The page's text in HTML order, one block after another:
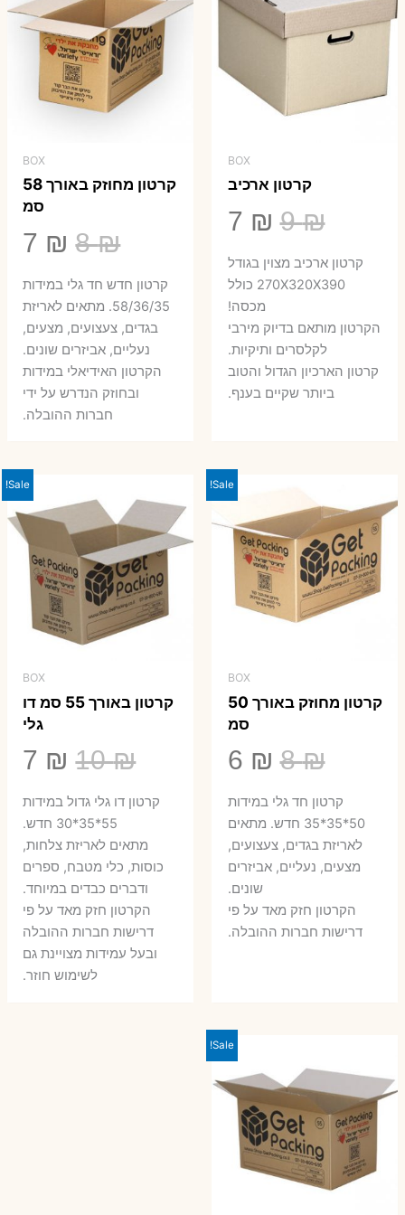
BOX
קרטון ארכיב
9₪
המחיר
המקורי
היה:
9 ₪.
7 ₪
הנוכחי
הוא:
קרטון ארכיב מצוין בגודל
270X320X390 כולל
מכסה!
הקרטון מותאם בדיוק מירבי
לקלסרים ותיקיות.
קרטון הארכיון הגדול והטוב
ביותר שקיים בענף.
BOX
קרטון מחוזק באורך 58
סמ
8₪
היה:
8 ₪.
7 ₪
7 ₪.
קרטון חדש חד גלי במידות
58/36/35. מתאים לאריזת
בגדים, צעצועים, מצעים,
נעליים, אביזרים שונים.
הקרטון האידיאלי במידות
ובחוזק הנדרש על ידי
חברות ההובלה.
Sale!
BOX
קרטון מחוזק באורך 50
סמ
8₪
המחיר
המקורי
היה:
8 ₪.
6 ₪
הנוכחיקרטון חד גלי במידות
50*35*35 חדש. מתאים
לאריזת בגדים, צעצועים,
מצעים, נעליים, אביזרים
שונים.
הקרטון חזק מאד על פי
דרישות חברות ההובלה.
Sale!
BOX
קרטון באורך 55 סמ דו
גלי
10₪
היה:
10 ₪.
7 ₪
7 ₪.
קרטון דו גלי גדול במידות
55*35*30 חדש.
מתאים לאריזת צלחות,
כוסות, כלי מטבח, ספרים
ודברים כבדים במיוחד.
הקרטון חזק מאד על פי
דרישות חברות ההובלה
ובעל עמידות מצויינת גם
לשימוש חוזר.
Sale!